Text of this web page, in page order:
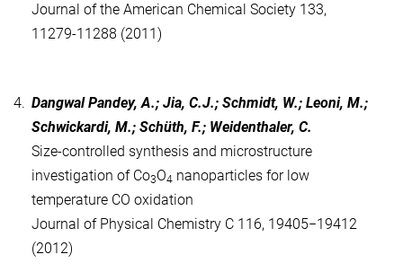
Journal of the American Chemical Society 133,
11279-11288 (2011)
4. Dangwal Pandey, A.; Jia, C.J.; Schmidt, W.; Leoni, M.;
Schwickardi, M.; Schüth, F.; Weidenthaler, C.
Size-controlled synthesis and microstructure
investigation of Co3O4 nanoparticles for low
temperature CO oxidation
Journal of Physical Chemistry C 116, 19405−19412
(2012)